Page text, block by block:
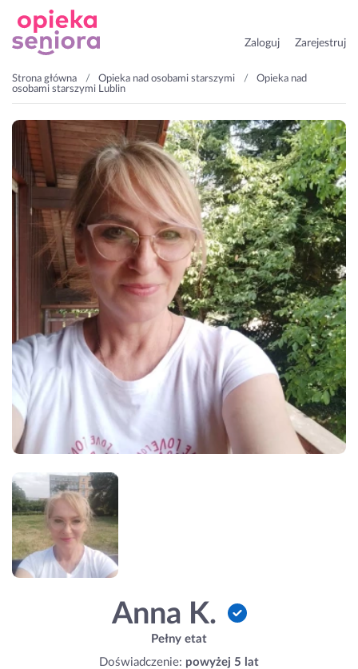
Zaloguj Zarejestruj
Strona główna Opieka nad osobami starszymi
Opieka nad
osobami starszymi Lublin
Anna K.
Pełny etat
Doświadczenie: powyżej 5 lat